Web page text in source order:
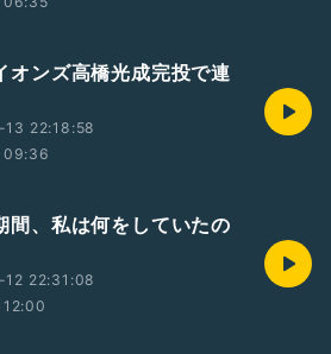
オンズ高橋光成完投で連
22:18:58
09:36
間、私は何をしていたの
22:31:08
12:00